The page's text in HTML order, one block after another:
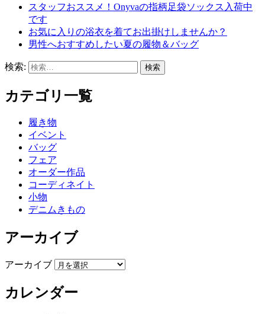
スタッフおススメ！Onyvaの指柄足袋ソックス入荷中
です
お気に入りの浴衣を着てお出掛けしませんか？
男性へおすすめしたい夏の履物＆バッグ
検索:
カテゴリ一覧
履き物
イベント
バッグ
フェア
オーダー作品
コーディネイト
小物
デニムきもの
アーカイブ
アーカイブ
カレンダー